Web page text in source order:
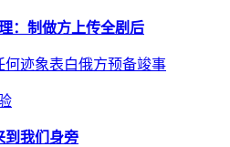
：制做方上传全剧后
何迹象表白俄方预备竣事
到我们身旁